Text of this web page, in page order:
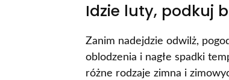
Idzie luty, podkuj
Zanim nadejdzie odwilż,
oblodzenia i nagłe spadki
różne rodzaje zimna i